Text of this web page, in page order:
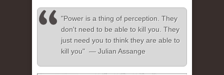
"Power is a thing of perception. They
don't need to be able to kill you. They
just need you to think they are able to
kill you" — Julian Assange